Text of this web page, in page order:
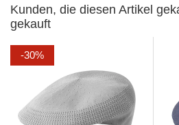
Kunden, die diesen Artikel
gekauft
-30%